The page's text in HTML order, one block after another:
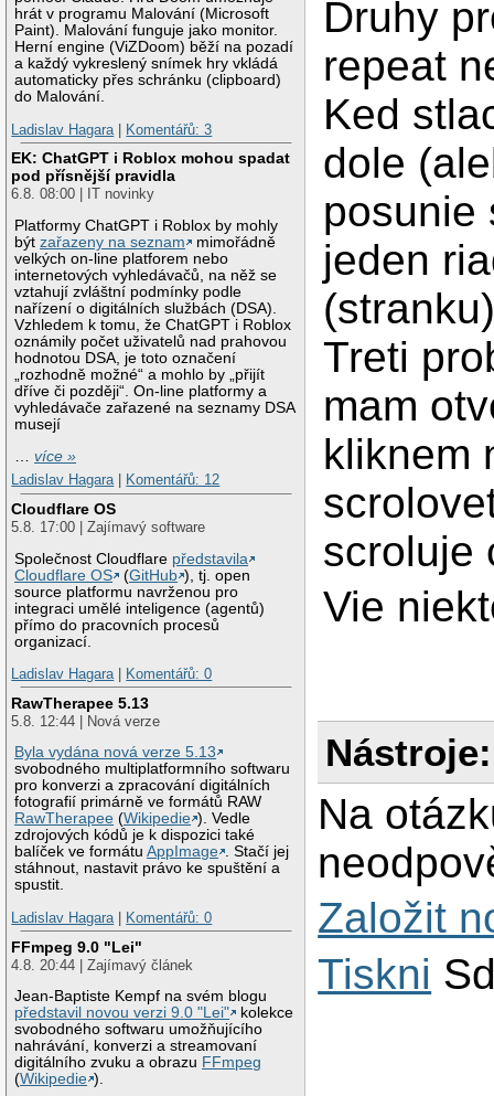
hrát v programu Malování (Microsoft
Paint). Malování funguje jako monitor.
Herní engine (ViZDoom) běží na pozadí
a každý vykreslený snímek hry vkládá
automaticky přes schránku (clipboard)
do Malování.
Ladislav Hagara
Komentářů: 3
EK: ChatGPT i Roblox mohou spadat
pod přísnější pravidla
6.8. 08:00 | IT novinky
Platformy ChatGPT i Roblox by mohly
býtzařazeny na seznam
mimořádně
velkých on-line platforem nebo
internetových vyhledávačů, na něž se
vztahují zvláštní podmínky podle
nařízení o digitálních službách (DSA).
Vzhledem k tomu, že ChatGPT i Roblox
oznámily počet uživatelů nad prahovou
hodnotou DSA, je toto označení
„rozhodně možné“ a mohlo by „přijít
dříve či později“. On-line platformy a
vyhledávače zařazené na seznamy DSA
musejí
…více »
Ladislav Hagara| Komentářů: 12
Cloudflare OS
5.8. 17:00 | Zajímavý software
Společnost Cloudflare představila
Cloudflare OS
(GitHub ), tj. open
source platformu navrženou pro
integraci umělé inteligence (agentů)
přímo do pracovních procesů
organizací.
Ladislav Hagara| Komentářů: 0
RawTherapee 5.13
5.8. 12:44 | Nová verze
Byla vydána nová verze 5.13
svobodného multiplatformního softwaru
pro konverzi a zpracování digitálních
fotografií primárně ve formátů RAW
RawTherapee (Wikipedie ). Vedle
zdrojových kódů je k dispozici také
balíček ve formátuAppImage . Stačí jej
stáhnout, nastavit právo ke spuštění a
spustit.
Ladislav Hagara| Komentářů: 0
FFmpeg 9.0 "Lei"
4.8. 20:44 | Zajímavý článek
Jean-Baptiste Kempf na svém blogu
představil novou verzi 9.0 "Lei"
kolekce
svobodného softwaru umožňujícího
nahrávání, konverzi a streamovaní
digitálního zvuku a obrazu FFmpeg
(Wikipedie ).
Druhy
repeat
Ked
dole
posunie
jeden
Treti
mam
kliknem
scroluje
Vie
Nástroje:
Na
Založit
Tiskni